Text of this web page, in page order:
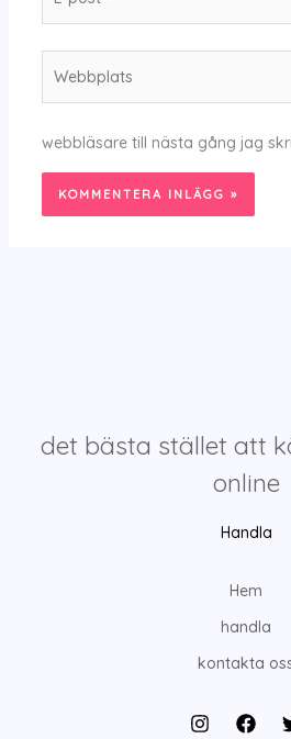
post*
webbläsare till nästa gång jag
det bästa stället att
online
Handla
Hem
handla
kontakta